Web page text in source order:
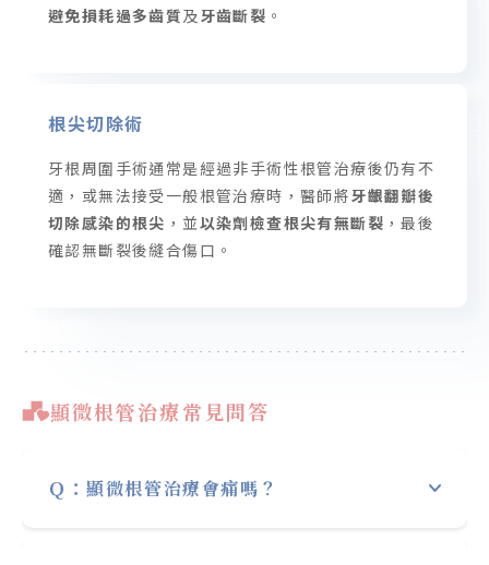
避免損耗過多齒質及牙齒斷裂 。
根尖切除術
牙根周圍手術通常是經過非手術性根管治療後仍有不
適，或無法接受一般根管治療時，醫師將牙齦翻瓣後
切除感染的根尖 ，並以染劑檢查根尖有無斷裂 ，最後
確認無斷裂後縫合傷口。
顯微根管治療常見問答
Ｑ：顯微根管治療會痛嗎？